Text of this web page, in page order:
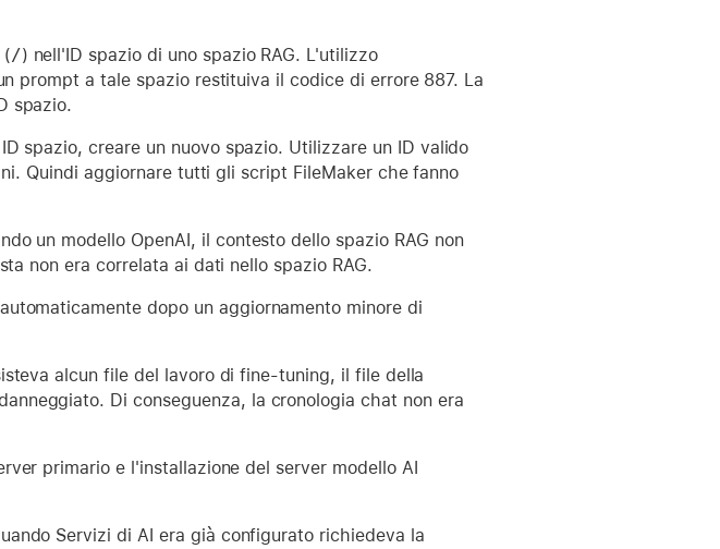
(/) nell'ID spazio di uno spazio RAG. L'utilizzo
prompt a tale spazio restituiva il codice di errore 887. La
spazio.
spazio, creare un nuovo spazio. Utilizzare un ID valido
Quindi aggiornare tutti gli script FileMaker che fanno
un modello OpenAI, il contesto dello spazio RAG non
non era correlata ai dati nello spazio RAG.
dopo un aggiornamento minore di
alcun file del lavoro di fine-tuning, il file della
Di conseguenza, la cronologia chat non era
primario e l'installazione del server modello AI
Servizi di AI era già configurato richiedeva la